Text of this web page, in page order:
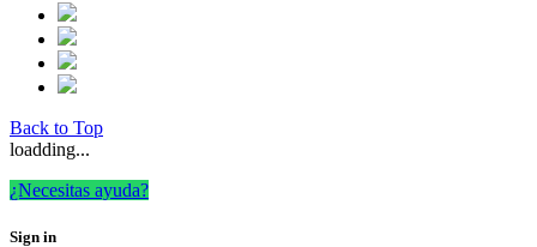
Back to Top
loadding...
¿Necesitas ayuda?
Sign in